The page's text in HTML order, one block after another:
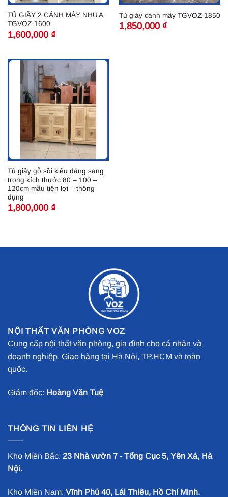
TỦ GIẦY 2 CÁNH MÂY NHỰA
TGVOZ-1600
1,600,000 ₫
Tủ giày cánh mây TGVOZ-1850
1,850,000 ₫
Tủ giầy gỗ sồi kiểu dáng sang
trọng kích thước 80 – 100 –
120cm mẫu tiện lợi – thông
dụng
1,800,000 ₫
NỘI THẤT VĂN PHÒNG VOZ
Cung cấp nội thất văn phòng, gia đình cho cá nhân và
doanh nghiệp. Giao hàng tại Hà Nội, TP.HCM và toàn
quốc.
Giám đốc: Hoàng Văn Tuệ
THÔNG TIN LIÊN HỆ
Kho Miền Bắc: 23 Nhà vườn 7 - Tổng Cục 5, Yên Xá, Hà
Nội.
Kho Miền Nam: Vĩnh Phú 40, Lái Thiêu, Hồ Chí Minh.